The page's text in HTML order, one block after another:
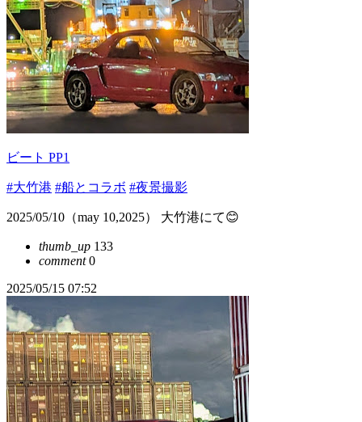
ビート PP1
#大竹港 #船とコラボ #夜景撮影
2025/05/10（may 10,2025） 大竹港にて😊
thumb_up 133
comment0
2025/05/15 07:52